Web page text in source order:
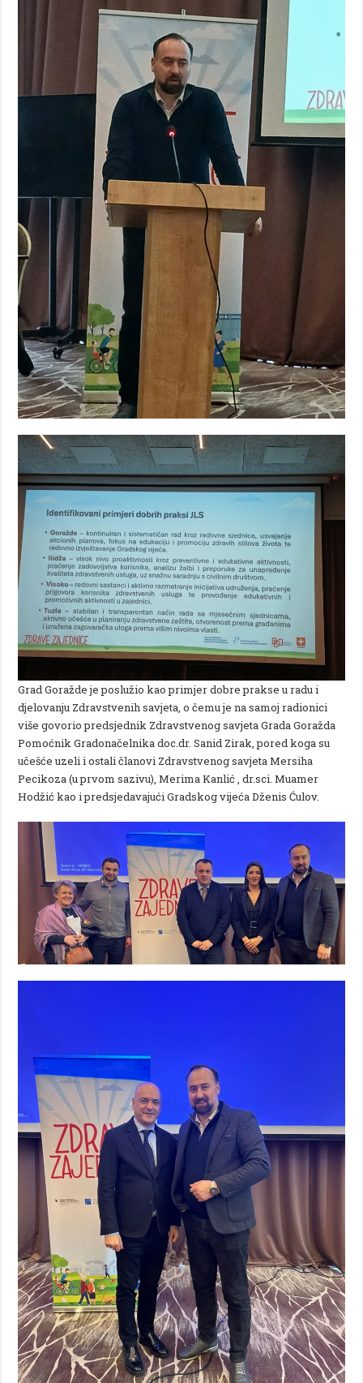
Grad Goražde je poslužio kao primjer dobre prakse u radu i
djelovanju Zdravstvenih savjeta, o čemu je na samoj radionici
više govorio predsjednik Zdravstvenog savjeta Grada Goražda
Pomoćnik Gradonačelnika doc.dr. Sanid Zirak, pored koga su
učešće uzeli i ostali članovi Zdravstvenog savjeta Mersiha
Pecikoza (u prvom sazivu), Merima Kanlić , dr.sci. Muamer
Hodžić kao i predsjedavajući Gradskog vijeća Dženis Ćulov.